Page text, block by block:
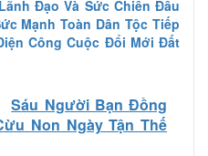
Đạo Và Sức Chiến Đấu
Mạnh Toàn Dân Tộc Tiếp
Công Cuộc Đổi Mới Đất
Sáu Người Bạn Đồng
Non Ngày Tận Thế